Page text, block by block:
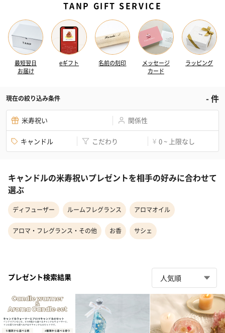
TANP GIFT SERVICE
最短翌日
お届け
eギフト 名前の刻印
メッセージ
カード
ラッピング
現在の絞り込み条件 -件
米寿祝い 関係性
キャンドル こだわり ¥ 0 ~ 上限なし
キャンドルの米寿祝いプレゼントを相手の好みに合わせて
選ぶ
ディフューザー ルームフレグランス アロマオイル
アロマ・フレグランス・その他 お香 サシェ
プレゼント検索結果